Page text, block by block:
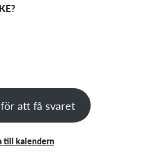
att få svaret
till kalendern